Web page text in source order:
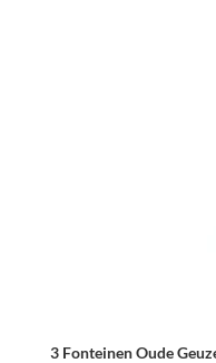
3 Fonteinen Oude